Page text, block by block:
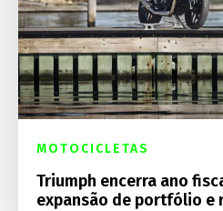
MOTOCICLETAS
Triumph encerra ano
expansão de portfólio e